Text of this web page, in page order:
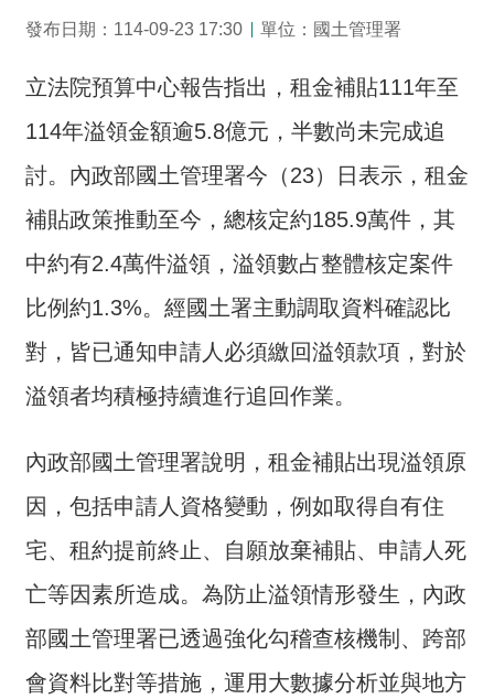
本
部
介
主
題
政
策
訊
快
主
題
務
互
動
交
流
發布日期：114-09-23 17:30 單位：國土管理署
立法院預算中心報告指出，租金補貼111年至
114年溢領金額逾5.8億元，半數尚未完成追
討。內政部國土管理署今（23）日表示，租金
補貼政策推動至今，總核定約185.9萬件，其
中約有2.4萬件溢領，溢領數占整體核定案件
比例約1.3%。經國土署主動調取資料確認比
對，皆已通知申請人必須繳回溢領款項，對於
溢領者均積極持續進行追回作業。
內政部國土管理署說明，租金補貼出現溢領原
因，包括申請人資格變動，例如取得自有住
宅、租約提前終止、自願放棄補貼、申請人死
亡等因素所造成。為防止溢領情形發生，內政
部國土管理署已透過強化勾稽查核機制、跨部
會資料比對等措施，運用大數據分析並與地方